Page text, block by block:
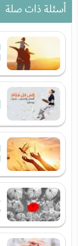
أسئلة ذات صلة